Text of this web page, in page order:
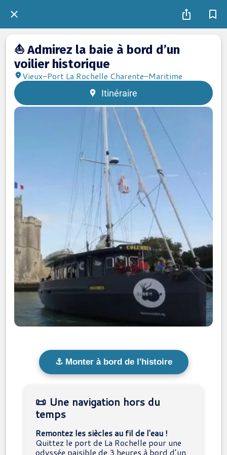
⛵ Admirez la baie à bord d’un
voilier historique
Vieux-Port La Rochelle Charente-Maritime
Itinéraire
⚓ Monter à bord de l'histoire
📜 Une navigation hors du
temps
Remontez les siècles au fil de l'eau !
Quittez le port de La Rochelle pour une
odyssée paisible de 3 heures à bord d’un